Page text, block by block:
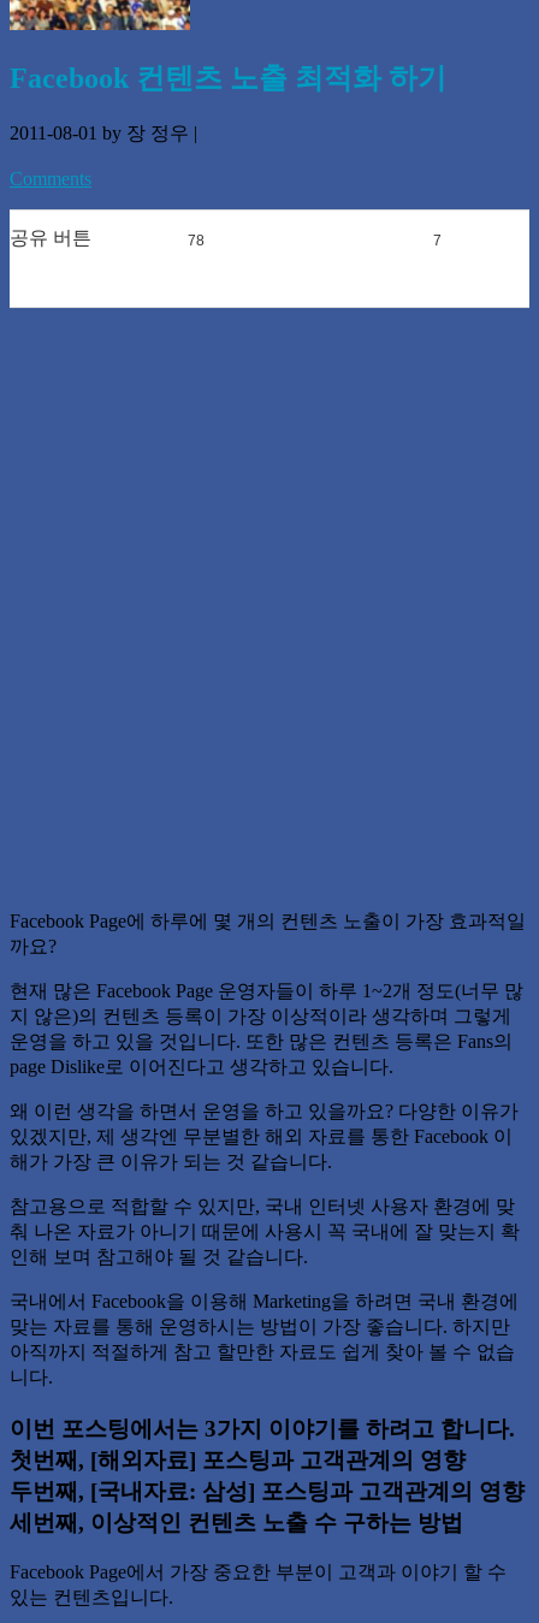
Facebook 컨텐츠 노출 최적화 하기
2011-08-01 by 장 정우 |
Comments
공유 버튼 78 7
Facebook Page에 하루에 몇 개의 컨텐츠 노출이 가장 효과적일
까요?
현재 많은 Facebook Page 운영자들이 하루 1~2개 정도(너무 많
지 않은)의 컨텐츠 등록이 가장 이상적이라 생각하며 그렇게
운영을 하고 있을 것입니다. 또한 많은 컨텐츠 등록은 Fans의
page Dislike로 이어진다고 생각하고 있습니다.
왜 이런 생각을 하면서 운영을 하고 있을까요? 다양한 이유가
있겠지만, 제 생각엔 무분별한 해외 자료를 통한 Facebook 이
해가 가장 큰 이유가 되는 것 같습니다.
참고용으로 적합할 수 있지만, 국내 인터넷 사용자 환경에 맞
춰 나온 자료가 아니기 때문에 사용시 꼭 국내에 잘 맞는지 확
인해 보며 참고해야 될 것 같습니다.
국내에서 Facebook을 이용해 Marketing을 하려면 국내 환경에
맞는 자료를 통해 운영하시는 방법이 가장 좋습니다. 하지만
아직까지 적절하게 참고 할만한 자료도 쉽게 찾아 볼 수 없습
니다.
이번 포스팅에서는 3가지 이야기를 하려고 합니다.
첫번째, [해외자료] 포스팅과 고객관계의 영향
두번째, [국내자료: 삼성] 포스팅과 고객관계의 영향
세번째, 이상적인 컨텐츠 노출 수 구하는 방법
Facebook Page에서 가장 중요한 부분이 고객과 이야기 할 수
있는 컨텐츠입니다.